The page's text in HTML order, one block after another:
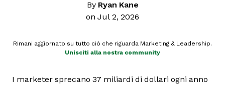
By Ryan Kane
on Jul 2, 2026
Rimani aggiornato su tutto ciò che riguarda Marketing & Leadership.
Unisciti alla nostra community
I marketer sprecano 37 miliardi di dollari ogni anno